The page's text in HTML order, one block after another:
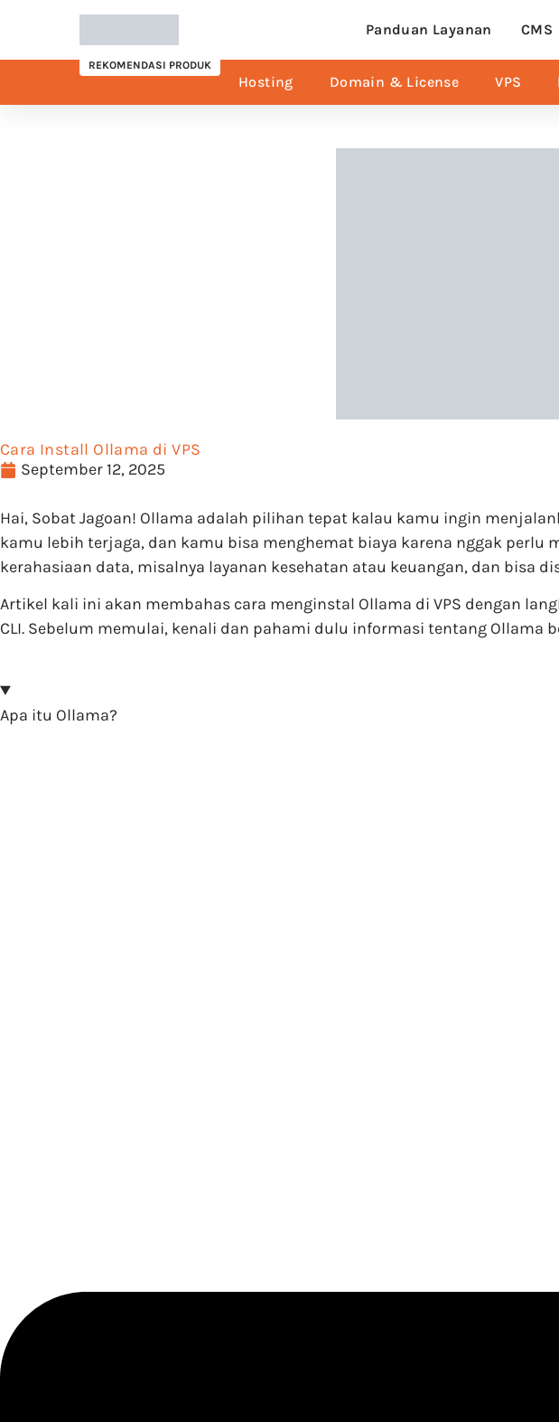
Panduan Layanan CMS
REKOMENDASI PRODUK
Hosting Domain & License VPS
Cara Install Ollama di VPS
September 12, 2025
Hai, Sobat Jagoan! Ollama adalah pilihan tepat kalau kamu ingin
kamu lebih terjaga, dan kamu bisa menghemat biaya karena nggak
kerahasiaan data, misalnya layanan kesehatan atau keuangan, dan bisa
Artikel kali ini akan membahas cara menginstal Ollama di VPS dengan
CLI. Sebelum memulai, kenali dan pahami dulu informasi tentang Ollama
Apa itu Ollama?